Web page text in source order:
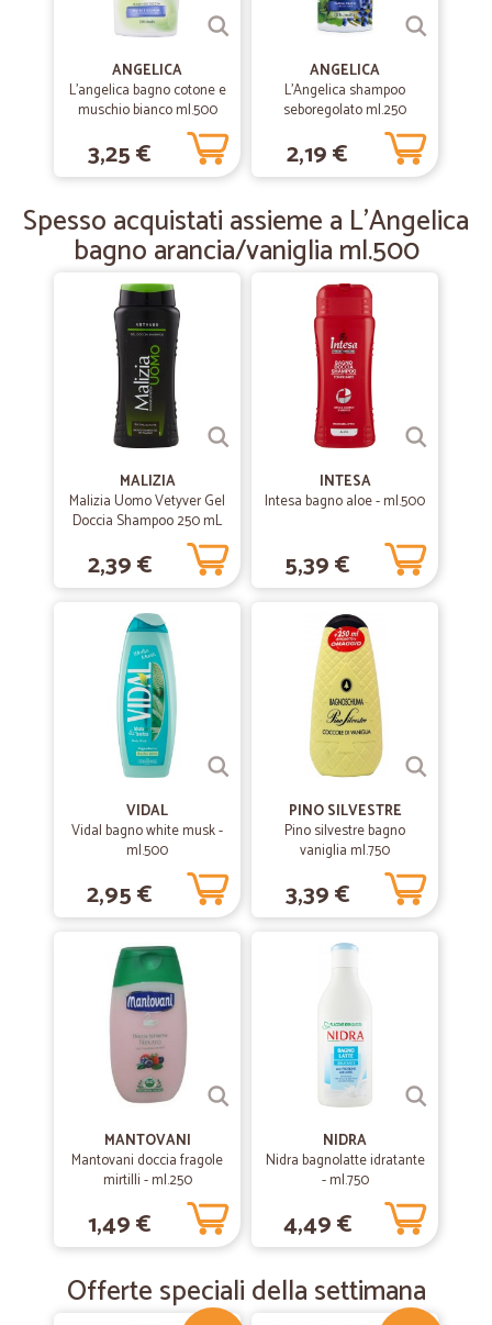
16/01/2020
—Claudio G.
Buoni prezzi Consegna sollecita.
Buoni prezzi Consegna sollecita.
09/12/2019
Adelaide annamaria A.
È un sito perfetto...se posso fare un'appunto ogni tanto mancano
alcuni prodotti...avete moltissimi clienti evidentemente!!!
ANGELICA
L'angelica bagno cotone e
muschio bianco ml.500
3,25 €
ANGELICA
L'Angelica shampoo
seboregolato ml.250
2,19 €
Spesso acquistati assieme a L'Angelica
bagno arancia/vaniglia ml.500
MALIZIA
Malizia Uomo Vetyver Gel
Doccia Shampoo 250 mL
2,39 €
INTESA
Intesa bagno aloe - ml.500
5,39 €
VIDAL
Vidal bagno white musk -
ml.500
2,95 €
PINO SILVESTRE
Pino silvestre bagno
vaniglia ml.750
3,39 €
MANTOVANI
Mantovani doccia fragole
mirtilli - ml.250
1,49 €
NIDRA
Nidra bagnolatte idratante
- ml.750
4,49 €
Offerte speciali della settimana